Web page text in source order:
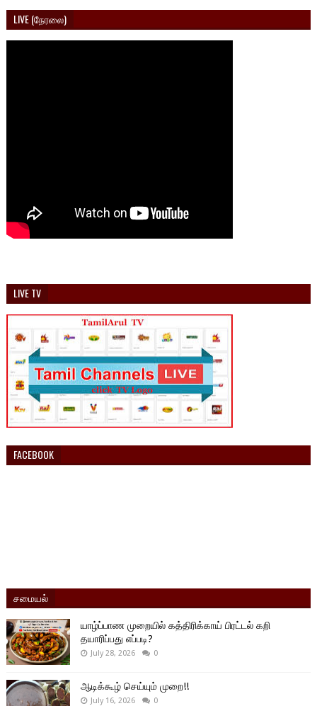
LIVE (நேரலை)
LIVE TV
FACEBOOK
சமையல்
யாழ்ப்பாண முறையில் கத்திரிக்காய் பிரட்டல் கறி
தயாரிப்பது எப்படி?
July 28, 2026 0
ஆடிக்கூழ் செய்யும் முறை!!
July 16, 2026 0